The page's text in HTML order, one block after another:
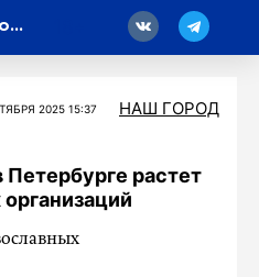
Фестиваль «Остров мечтателей» в «Острове фортов» собрал 50 тысяч гостей
2025 15:37 НАШ ГОРОД
растет